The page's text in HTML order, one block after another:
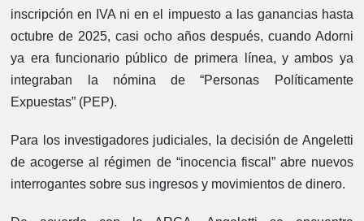
inscripción en IVA ni en el impuesto a las ganancias hasta
octubre de 2025, casi ocho años después, cuando Adorni
ya era funcionario público de primera línea, y ambos ya
integraban la nómina de “Personas Políticamente
Expuestas” (PEP).
Para los investigadores judiciales, la decisión de Angeletti
de acogerse al régimen de “inocencia fiscal” abre nuevos
interrogantes sobre sus ingresos y movimientos de dinero.